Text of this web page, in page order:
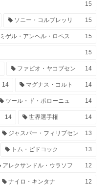
15
ソニー・コルブレッリ 15
ミゲル・アンヘル・ロペス 15
15
ファビオ・ヤコブセン 14
14 マグナス・コルト 14
ツール・ド・ポローニュ 14
14 世界選手権 14
ジャスパー・フィリプセン 13
トム・ピドコック 13
アレクサンドル・ウラソフ 12
ナイロ・キンタナ 12